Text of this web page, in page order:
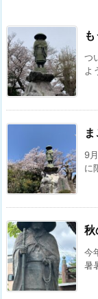
つ
よ
9
に
今
暑